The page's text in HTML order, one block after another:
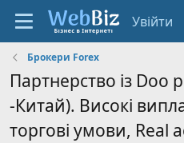
Увійти
Брокери Forex
Партнерство із Doo
-Китай). Високі
торгові умови, Real